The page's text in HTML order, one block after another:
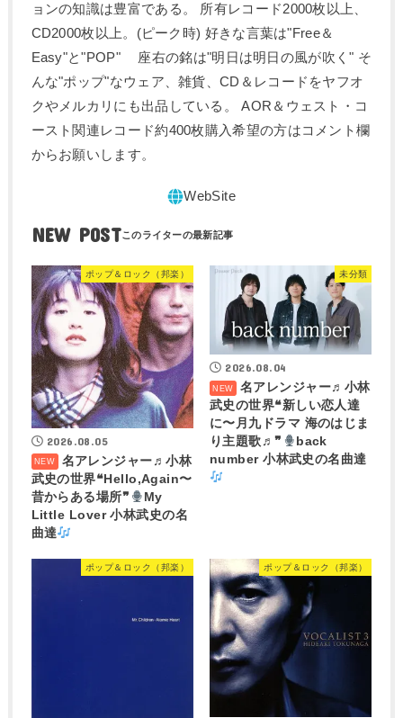
ョンの知識は豊富である。 所有レコード2000枚以上、
CD2000枚以上。(ピーク時) 好きな言葉は"Free＆
Easy"と"POP" 座右の銘は"明日は明日の風が吹く" そ
んな"ポップ"なウェア、雑貨、CD＆レコードをヤフオ
クやメルカリにも出品している。 AOR＆ウェスト・コ
ースト関連レコード約400枚購入希望の方はコメント欄
からお願いします。
NEW POST
ポップ＆ロック（邦楽）
2026.08.05
名アレンジャー♬小林
武史の世界❝Hello,Again〜
昔からある場所❞
My
Little Lover 小林武史の名
曲達
未分類
2026.08.04
名アレンジャー♬ 小林
武史の世界❝新しい恋人達
に〜月九ドラマ 海のはじま
り主題歌♬❞
back
number 小林武史の名曲達
ポップ＆ロック（邦楽） ポップ＆ロック（邦楽）